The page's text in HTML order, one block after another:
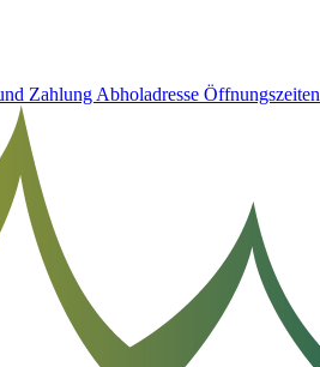
Zahlung Abholadresse Öffnungszeiten